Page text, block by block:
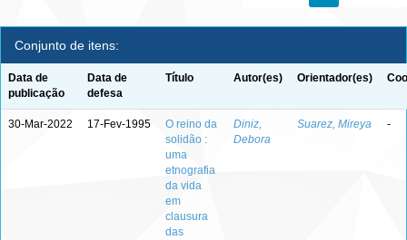
Conjunto de itens:
Data de
publicação
Data de
defesa
Título Autor(es) Orientador(es)
30-Mar-2022 17-Fev-1995
O reino da
solidão :
uma
etnografia
da vida
em
clausura
das
Diniz,
Debora
Suarez, Mireya -